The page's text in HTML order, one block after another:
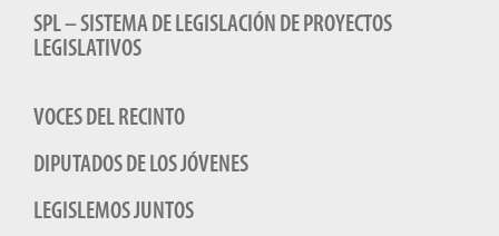
SPL – SISTEMA DE LEGISLACIÓN DE PROYECTOS
LEGISLATIVOS
VOCES DEL RECINTO
DIPUTADOS DE LOS JÓVENES
LEGISLEMOS JUNTOS